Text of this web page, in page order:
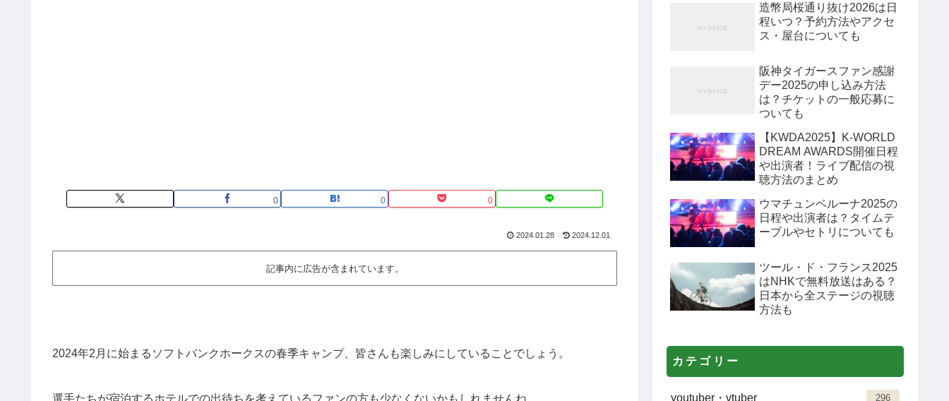
0 0 0
2024.01.28 2024.12.01
記事内に広告が含まれています。
2024年2月に始まるソフトバンクホークスの春季キャンプ、皆さんも楽しみにしていることでしょう。
造幣局桜通り抜け2026は日
程いつ？予約方法やアクセ
ス・屋台についても
阪神タイガースファン感謝
デー2025の申し込み方法
は？チケットの一般応募に
ついても
【KWDA2025】K-WORLD
DREAM AWARDS開催日程
や出演者！ライブ配信の視
聴方法のまとめ
ウマチュンベルーナ2025の
日程や出演者は？タイムテ
ーブルやセトリについても
ツール・ド・フランス2025
はNHKで無料放送はある？
日本から全ステージの視聴
方法も
カテゴリー
youtuber・vtuber 296